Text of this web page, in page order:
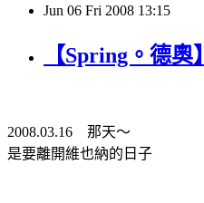
Jun 06 Fri 2008 13:15
【Spring。德
2008.03.16 那天～
是要離開維也納的日子